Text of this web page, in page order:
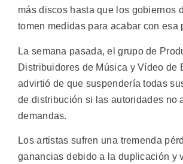
más discos hasta que los gobiernos
tomen medidas para acabar con esa
La semana pasada, el grupo de
Distribuidores de Música y Vídeo de
advirtió de que suspendería todas
de distribución si las autoridades no
demandas.
Los artistas sufren una tremenda
ganancias debido a la duplicación y